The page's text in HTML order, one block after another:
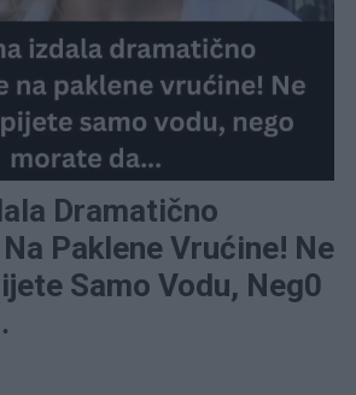
Dramatično
Paklene Vrućine! Ne
Samo Vodu, Neg0